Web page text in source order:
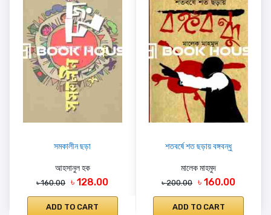
সমকালীন ছড়া
আহসানুল হক
৳ 160.00 ৳ 128.00
ADD TO CART
শতবর্ষে শত ছড়ায় বঙ্গবন্ধু
মালেক মাহমুদ
৳ 200.00 ৳ 160.00
ADD TO CART